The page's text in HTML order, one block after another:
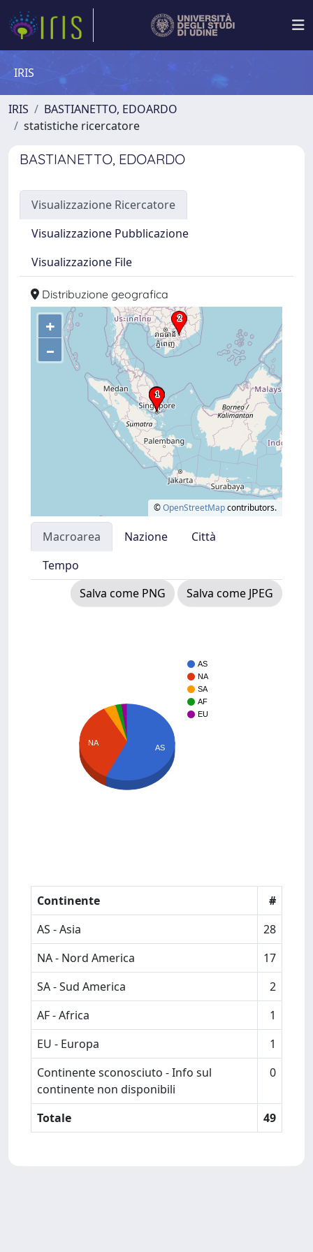
IRIS
IRIS
BASTIANETTO, EDOARDO
statistiche ricercatore
BASTIANETTO, EDOARDO
Visualizzazione Ricercatore
Visualizzazione Pubblicazione
Visualizzazione File
Distribuzione geografica
+
–
©OpenStreetMapcontributors.
Macroarea Nazione
Città
Tempo
Salva come PNG
Salva come JPEG
AS
NA
SA
AF
EU
NA
AS
Continente
#
AS - Asia
28
NA - Nord America
17
SA - Sud America
2
AF - Africa
1
EU - Europa
1
Continente sconosciuto - Info sul
continente non disponibili
0
Totale 49